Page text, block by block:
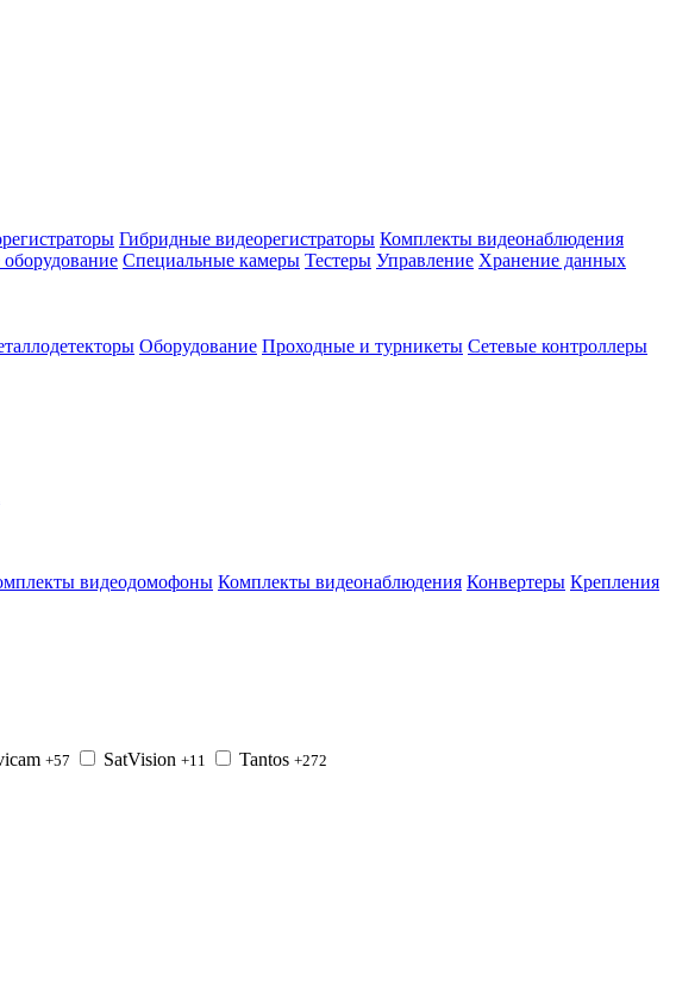
Гибридные видеорегистраторы Комплекты видеонаблюдения
оборудование Специальные камеры Тестеры Управление Хранение данных
Оборудование Проходные и турникеты Сетевые контроллеры
видеодомофоны Комплекты видеонаблюдения Конвертеры Крепления
+57 SatVision +11 Tantos +272